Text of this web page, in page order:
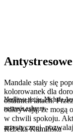
Modlitwa do św. Michała
poczucie ochrony
Rebeka Kamińska
Mandale stały się
kolorowanek dla
ostatnich latach.
odkrywają, że mogą
w chwili spokoju.
artystycznej,